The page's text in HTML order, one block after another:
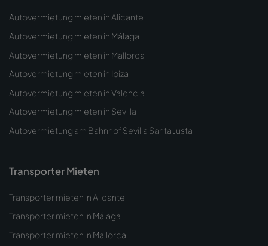
Autovermietung mieten in Alicante
Autovermietung mieten in Málaga
Autovermietung mieten in Mallorca
Autovermietung mieten in Ibiza
Autovermietung mieten in Valencia
Autovermietung mieten in Sevilla
Autovermietung am Bahnhof Sevilla Santa Justa
Transporter Mieten
Transporter mieten in Alicante
Transporter mieten in Málaga
Transporter mieten in Mallorca